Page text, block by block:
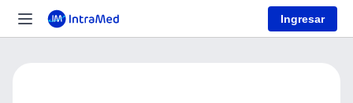
Ingresar